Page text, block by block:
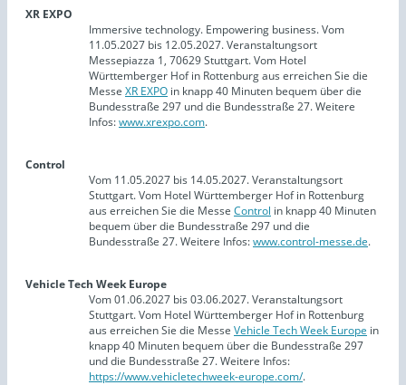
XR EXPO
Immersive technology. Empowering business. Vom
11.05.2027 bis 12.05.2027. Veranstaltungsort
Messepiazza 1, 70629 Stuttgart. Vom Hotel
Württemberger Hof in Rottenburg aus erreichen Sie die
Messe XR EXPO in knapp 40 Minuten bequem über die
Bundesstraße 297 und die Bundesstraße 27. Weitere
Infos:www.xrexpo.com.
Control
Vom 11.05.2027 bis 14.05.2027. Veranstaltungsort
Stuttgart. Vom Hotel Württemberger Hof in Rottenburg
aus erreichen Sie die Messe Control in knapp 40 Minuten
bequem über die Bundesstraße 297 und die
Bundesstraße 27. Weitere Infos:www.control-messe.de.
Vehicle Tech Week Europe
Vom 01.06.2027 bis 03.06.2027. Veranstaltungsort
Stuttgart. Vom Hotel Württemberger Hof in Rottenburg
aus erreichen Sie die Messe Vehicle Tech Week Europe in
knapp 40 Minuten bequem über die Bundesstraße 297
und die Bundesstraße 27. Weitere Infos:
https://www.vehicletechweek-europe.com/.